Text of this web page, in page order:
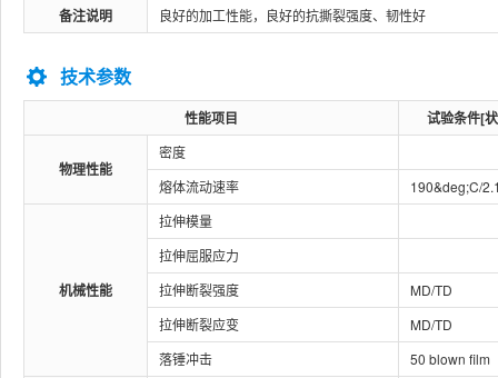
备注说明 良好的加工性能，良好的抗撕裂强度、韧性好
技术参数
性能项目 试验条件[
物理性能
密度
熔体流动速率
190&deg;C/
机械性能
拉伸模量
拉伸屈服应力
拉伸断裂强度
MD/TD
拉伸断裂应变
MD/TD
落锤冲击
50 blown film